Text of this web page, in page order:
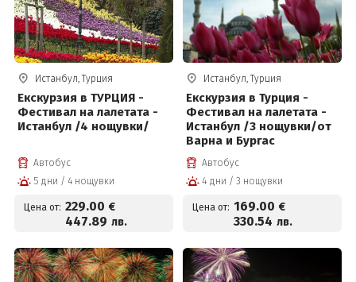
Истанбул, Турция
Екскурзия в ТУРЦИЯ -
Фестивал на лалетата -
Истанбул /4 нощувки/
Автобус
5 дни / 4 нощувки
Цена от: 229.00 €
447.89 лв.
Истанбул, Турция
Екскурзия в Турция -
Фестивал на лалетата -
Истанбул /3 нощувки/от
Варна и Бургас
Автобус
4 дни / 3 нощувки
Цена от: 169.00 €
330.54 лв.